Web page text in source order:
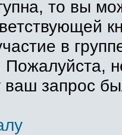
то вы
в
Пожалуйста,
запрос